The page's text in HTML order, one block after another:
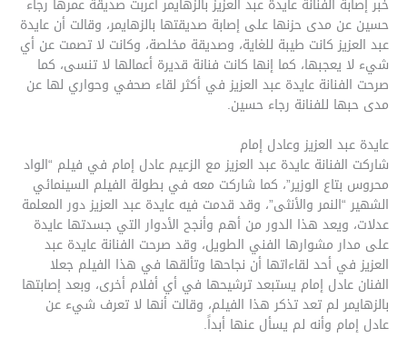
خبر إصابة الفنانة عايدة عبد العزيز بالزهايمر أعربت صديقة عمرها رجاء
حسين عن مدى حزنها على إصابة صديقتها بالزهايمر، وقالت أن عايدة
عبد العزيز كانت طيبة للغاية، وصديقة مخلصة، وكانت لا تصمت عن أي
شيء لا يعجبها، كما إنها كانت فنانة قديرة أعمالها لا تنسى، كما
صرحت الفنانة عايدة عبد العزيز في أكثر لقاء صحفي وحواري لها عن
مدى حبها للفنانة رجاء حسين.
عايدة عبد العزيز وعادل إمام
شاركت الفنانة عايدة عبد العزيز مع الزعيم عادل إمام في فيلم “الواد
محروس بتاع الوزير”، كما شاركت معه في بطولة الفيلم السينمائي
الشهير “النمر والأنثى”، وقد قدمت فيه عايدة عبد العزيز دور المعلمة
عدلات، ويعد هذا الدور من أهم وأنجح الأدوار التي جسدتها عايدة
على مدار مشوارها الفني الطويل، وقد صرحت الفنانة عايدة عبد
العزيز في أحد لقاءاتها أن نجاحها وتألقها في هذا الفيلم جعلا
الفنان عادل إمام يستبعد ترشيحها في أي أفلام أخرى، وبعد إصابتها
بالزهايمر لم تعد تذكر هذا الفيلم، وقالت أنها لا تعرف شيء عن
عادل إمام وأنه لم يسأل عنها أبداً.